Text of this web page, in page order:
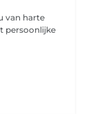
van harte
persoonlijke